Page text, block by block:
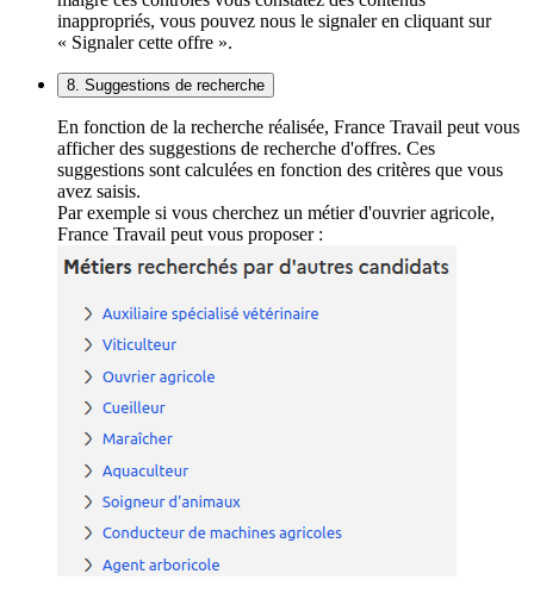
inappropriés, vous pouvez nous le signaler en cliquant sur
« Signaler cette offre ».
8. Suggestions de recherche
En fonction de la recherche réalisée, France Travail peut vous
afficher des suggestions de recherche d'offres. Ces
suggestions sont calculées en fonction des critères que vous
avez saisis.
Par exemple si vous cherchez un métier d'ouvrier agricole,
France Travail peut vous proposer :